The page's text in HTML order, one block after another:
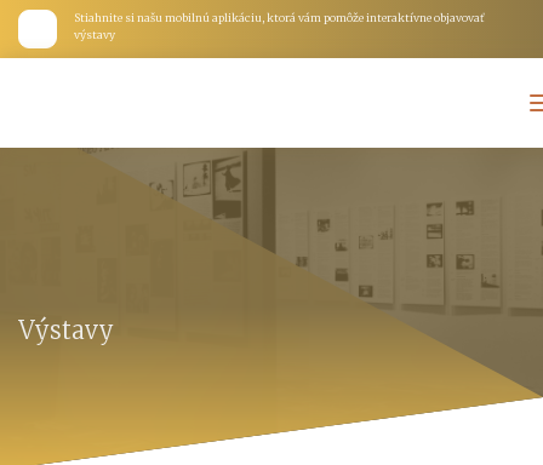
Stiahnite si našu mobilnú aplikáciu, ktorá vám pomôže interaktívne objavovať
výstavy
Výstavy